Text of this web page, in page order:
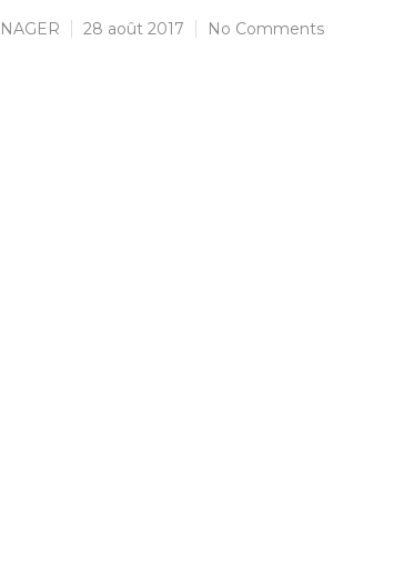
28 août 2017 No Comments